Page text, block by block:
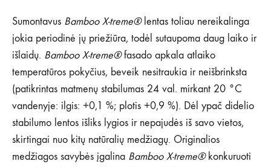
Sumontavus Bamboo X-treme® lentas toliau nereikalinga
jokia periodinė jų priežiūra, todėl sutaupoma daug laiko ir
išlaidų. Bamboo X-treme®fasado apkala atlaiko
temperatūros pokyčius, beveik nesitraukia ir neišbrinksta
(patikrintas matmenų stabilumas 24 val. mirkant 20 °C
vandenyje: ilgis: +0,1 %; plotis +0,9 %). Dėl ypač didelio
stabilumo lentos išliks lygios ir nepajudės iš savo vietos,
skirtingai nuo kitų natūralių medžiagų. Originalios
medžiagos savybės įgalina Bamboo X-treme® konkuruoti